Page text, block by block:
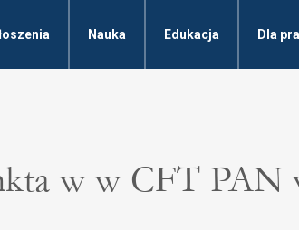
Nauka Edukacja Dla
w w CFT PAN